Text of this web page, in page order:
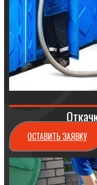
ОСТАВИТЬ ЗАЯВКУ